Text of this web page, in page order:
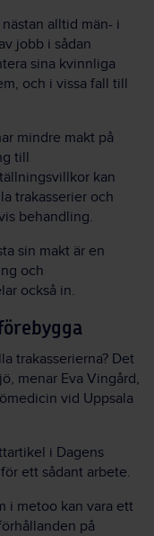
alltid män- i
jobb i sådan
sina kvinnliga
och i vissa fall till
mindre makt på
till
kan
trakasserier och
behandling.
sin makt är en
och
också in.
trakasserierna? Det
menar Eva Vingård,
vid Uppsala
i Dagens
ett sådant arbete.
i metoo kan vara ett
på